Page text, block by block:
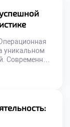
профессии.
не […]
уникальном
Современный
ценят
Управление
интеллекта
[…]